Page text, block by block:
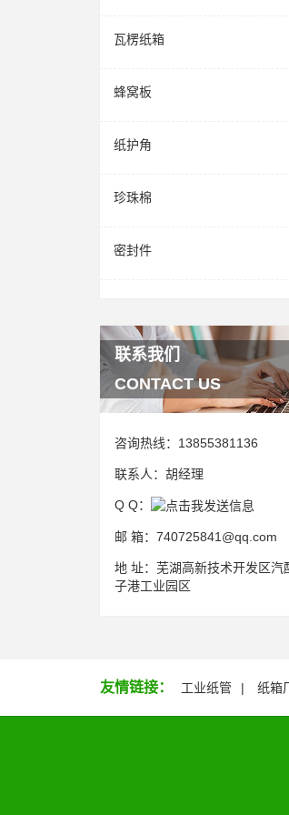
瓦楞纸箱
蜂窝板
纸护角
珍珠棉
密封件
联系我们
CONTACT US
咨询热线： 13855381136
联系人： 胡经理
Q Q：
邮 箱： 740725841@qq.com
地 址： 芜湖高新技术开发区汽
子港工业园区
友情链接： 工业纸管 纸箱